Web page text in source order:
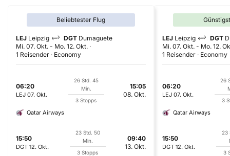
Beliebtester Flug
LEJ Leipzig DGT Dumaguete
Mi. 07. Okt. - Mo. 12. Okt.
1 Reisender
Economy
06:20
LEJ 07. Okt.
26 Std. 45
Min.
3 Stopps
15:05
08. Okt.
Qatar Airways
15:50
DGT 12. Okt.
23 Std. 50
Min.
3 Stopps
09:40
13. Okt.
LEJ Leipzig DGT
Mi. 07. Okt. - Mo. 12.
1 Reisender
Economy
06:20
LEJ 07. Okt.
26
3
Qatar Airways
15:50
DGT 12. Okt.
23
3